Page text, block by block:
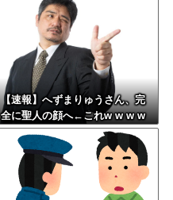
【速報】へずまりゅうさん、完
全に聖人の顔へ←これw w w w
w w w w